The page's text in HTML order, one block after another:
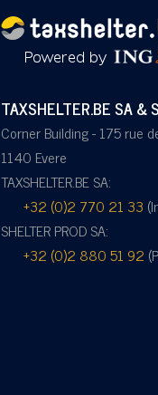
TAXSHELTER.BE SA &
Corner Building - 175 rue
1140 Evere
TAXSHELTER.BE SA:
+32 (0)2 770 21 33
SHELTER PROD SA:
+32 (0)2 880 51 92